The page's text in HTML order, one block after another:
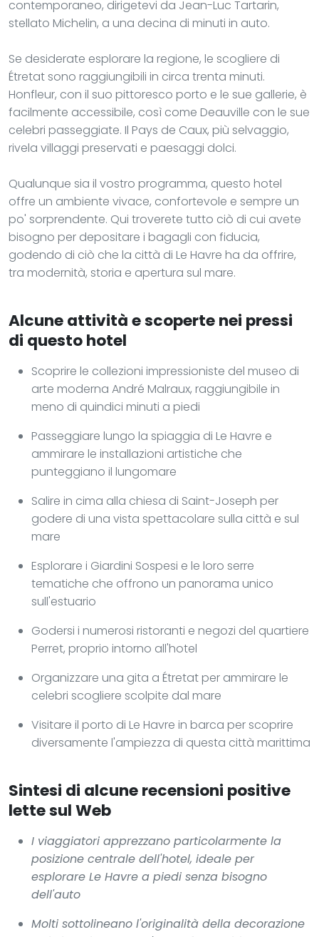
contemporaneo, dirigetevi da Jean-Luc Tartarin,
stellato Michelin, a una decina di minuti in auto.
Se desiderate esplorare la regione, le scogliere di
Étretat sono raggiungibili in circa trenta minuti.
Honfleur, con il suo pittoresco porto e le sue gallerie, è
facilmente accessibile, così come Deauville con le sue
celebri passeggiate. Il Pays de Caux, più selvaggio,
rivela villaggi preservati e paesaggi dolci.
Qualunque sia il vostro programma, questo hotel
offre un ambiente vivace, confortevole e sempre un
po' sorprendente. Qui troverete tutto ciò di cui avete
bisogno per depositare i bagagli con fiducia,
godendo di ciò che la città di Le Havre ha da offrire,
tra modernità, storia e apertura sul mare.
Alcune attività e scoperte nei pressi
di questo hotel
Scoprire le collezioni impressioniste del museo di
arte moderna André Malraux, raggiungibile in
meno di quindici minuti a piedi
Passeggiare lungo la spiaggia di Le Havre e
ammirare le installazioni artistiche che
punteggiano il lungomare
Salire in cima alla chiesa di Saint-Joseph per
godere di una vista spettacolare sulla città e sul
mare
Esplorare i Giardini Sospesi e le loro serre
tematiche che offrono un panorama unico
sull'estuario
Godersi i numerosi ristoranti e negozi del quartiere
Perret, proprio intorno all'hotel
Organizzare una gita a Étretat per ammirare le
celebri scogliere scolpite dal mare
Visitare il porto di Le Havre in barca per scoprire
diversamente l'ampiezza di questa città marittima
Sintesi di alcune recensioni positive
lette sul Web
I viaggiatori apprezzano particolarmente la
posizione centrale dell'hotel, ideale per
esplorare Le Havre a piedi senza bisogno
dell'auto
Molti sottolineano l'originalità della decorazione